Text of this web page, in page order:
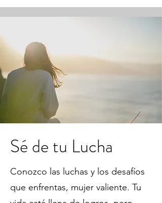
Sé de tu Lucha
Conozco las luchas y los desafíos
que enfrentas, mujer valiente. Tu